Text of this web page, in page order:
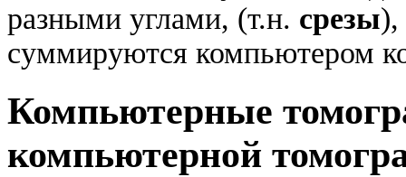
разными углами, (т.н. срезы),
суммируются компьютером
Компьютерные
компьютерной